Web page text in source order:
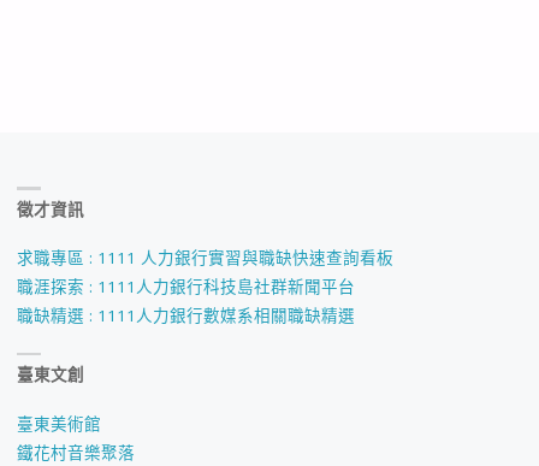
徵才資訊
求職專區 : 1111 人力銀行實習與職缺快速查詢看板
職涯探索 : 1111人力銀行科技島社群新聞平台
職缺精選 : 1111人力銀行數媒系相關職缺精選
臺東文創
臺東美術館
鐵花村音樂聚落